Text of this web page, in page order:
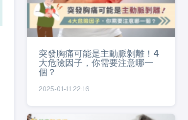
突發胸痛可能是主動脈剝離！4
大危險因子，你需要注意哪一
個？
2025-01-11 22:16